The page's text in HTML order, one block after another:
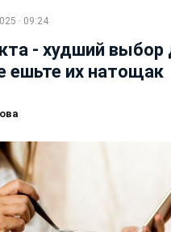
· 09:24
- худший выбор
ешьте их натощак